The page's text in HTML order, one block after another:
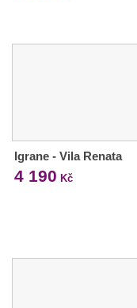
Igrane - Vila Renata
4 190 Kč